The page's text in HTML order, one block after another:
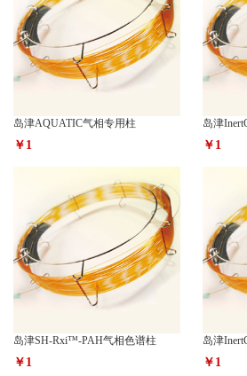
岛津AQUATIC气相专用柱
￥1
岛津
￥1
岛津SH-Rxi™-PAH气相色谱柱
￥1
岛津
￥1